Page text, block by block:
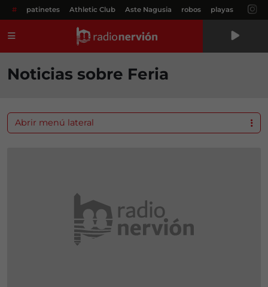
# patinetes Athletic Club Aste Nagusia robos playas
Noticias sobre Feria
Abrir menú lateral